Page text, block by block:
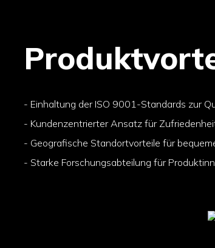
- Einhaltung der ISO 9001-Standards zur
- Kundenzentrierter Ansatz für
- Geografische Standortvorteile für
- Starke Forschungsabteilung für